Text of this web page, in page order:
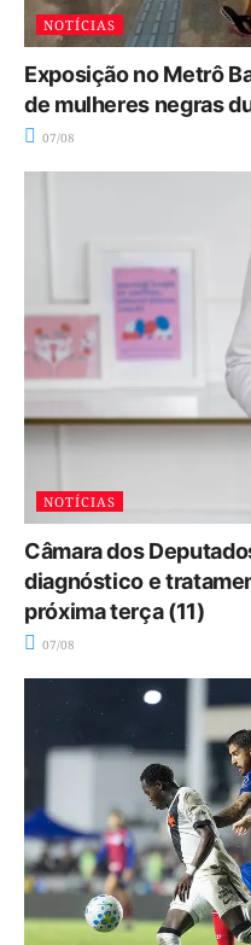
NOTÍCIAS
Exposição no Metrô
de mulheres negras
07/08
NOTÍCIAS
Câmara dos
diagnóstico e
próxima terça (11)
07/08